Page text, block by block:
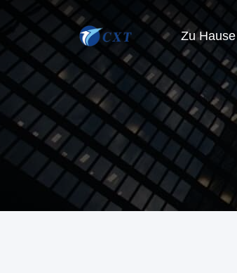
Zu Hause